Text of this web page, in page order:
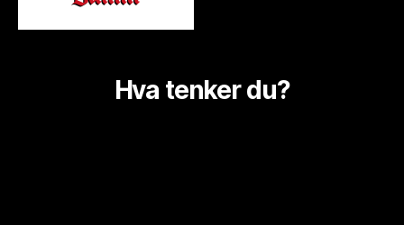
Hva tenker du?